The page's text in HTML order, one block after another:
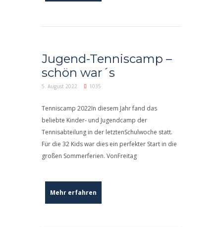
Jugend-Tenniscamp –
schön war´s
5. August 2022 1035
Tenniscamp 2022In diesem Jahr fand das
beliebte Kinder- und Jugendcamp der
Tennisabteilung in der letztenSchulwoche statt.
Für die 32 Kids war dies ein perfekter Start in die
großen Sommerferien. VonFreitag
Mehr erfahren